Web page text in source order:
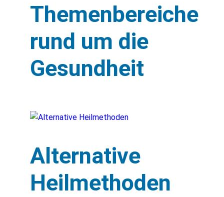
Themenbereiche
rund um die
Gesundheit
Alternative
Heilmethoden